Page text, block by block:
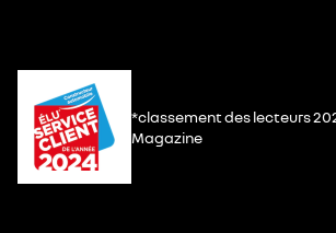
*classement des lecteurs
Magazine